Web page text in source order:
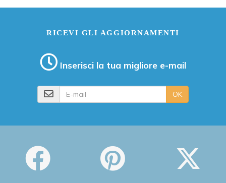
RICEVI GLI AGGIORNAMENTI
Inserisci la tua migliore e-mail
OK